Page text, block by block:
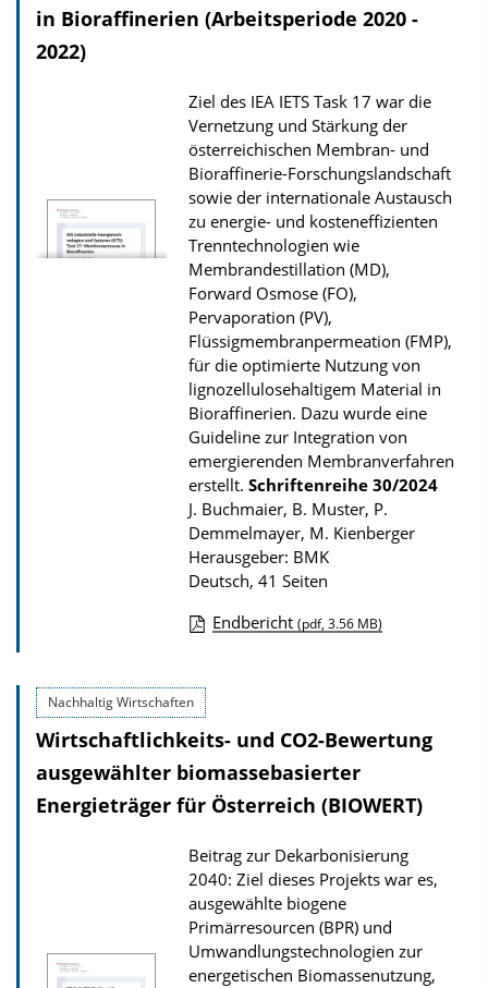
o
s
z
u
r
P
u
b
l
i
k
a
t
i
o
n
in Bioraffinerien (Arbeitsperiode 2020 -
2022)
Ziel des IEA IETS Task 17 war die
Vernetzung und Stärkung der
österreichischen Membran- und
Bioraffinerie-Forschungslandschaft
sowie der internationale Austausch
zu energie- und kosteneffizienten
Trenntechnologien wie
Membrandestillation (MD),
Forward Osmose (FO),
Pervaporation (PV),
Flüssigmembranpermeation (FMP),
für die optimierte Nutzung von
lignozellulosehaltigem Material in
Bioraffinerien. Dazu wurde eine
Guideline zur Integration von
emergierenden Membranverfahren
erstellt. Schriftenreihe 30/2024
J. Buchmaier, B. Muster, P.
Demmelmayer, M. Kienberger
Herausgeber: BMK
Deutsch, 41 Seiten
w
n
l
o
d
s
z
u
Endbericht (pdf, 3.56 MB)
Nachhaltig Wirtschaften
Wirtschaftlichkeits- und CO2-Bewertung
ausgewählter biomassebasierter
Energieträger für Österreich (BIOWERT)
Beitrag zur Dekarbonisierung
2040: Ziel dieses Projekts war es,
ausgewählte biogene
Primärresourcen (BPR) und
Umwandlungstechnologien zur
energetischen Biomassenutzung,